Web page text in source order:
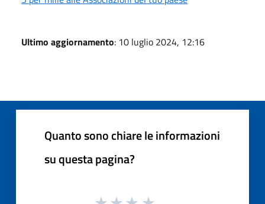
Ultimo aggiornamento: 10 luglio 2024, 12:16
Quanto sono chiare le informazioni
su questa pagina?